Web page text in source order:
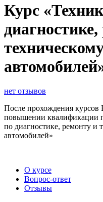
Курс
нет отзывов
После прохождения курсов
повышении квалификации
по диагностике, ремонту и
автомобилей»
О курсе
Вопрос-ответ
Отзывы